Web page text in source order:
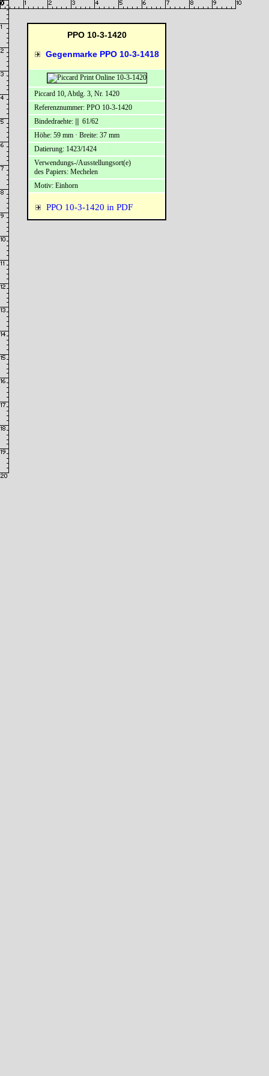
PPO 10-3-1420
Gegenmarke PPO 10-3-1418
PPO 10-3-1420 in PDF
Piccard 10, Abtlg. 3, Nr. 1420
Referenznummer: PPO 10-3-1420
Bindedraehte: ||| 61/62
Höhe: 59 mm · Breite: 37 mm
Datierung: 1423/1424
Verwendungs-/Ausstellungsort(e)
des Papiers: Mechelen
Motiv: Einhorn